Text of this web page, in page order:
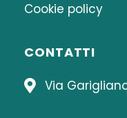
Cookie policy
CONTATTI
Via